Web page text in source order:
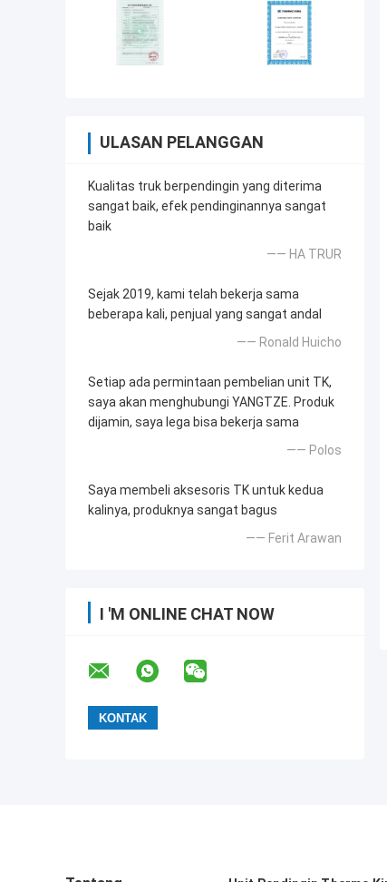
ULASAN PELANGGAN
Kualitas truk berpendingin yang diterima
sangat baik, efek pendinginannya sangat
baik
—— HA TRUR
Sejak 2019, kami telah bekerja sama
beberapa kali, penjual yang sangat andal
—— Ronald Huicho
Setiap ada permintaan pembelian unit TK,
saya akan menghubungi YANGTZE. Produk
dijamin, saya lega bisa bekerja sama
—— Polos
Saya membeli aksesoris TK untuk kedua
kalinya, produknya sangat bagus
—— Ferit Arawan
I 'M ONLINE CHAT NOW